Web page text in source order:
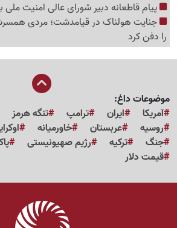
پیام قاطعانه دبیر شورای عالی امنیت ملی
جنایت هولناک در قیامدشت؛ مردی
را دفن کرد
موضوعات داغ:
آمریکا
ایران ترامپ تنگه هرمز
روسیه
عربستان خاورمیانه
جنگ
ترکیه رژیم صهیونیستی
قیمت دلار